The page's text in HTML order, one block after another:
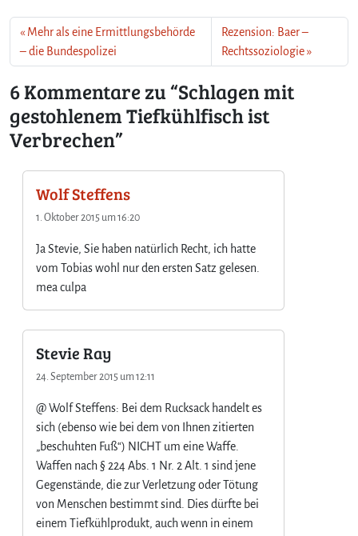
h
V
r
n
Mehr als eine Ermittlungsbehörde
– die Bundespolizei
Rezension: Baer –
Rechtssoziologie
6 Kommentare zu “Schlagen mit
gestohlenem Tiefkühlfisch ist
Verbrechen”
Wolf Steffens
1. Oktober 2015 um 16:20
Ja Stevie, Sie haben natürlich Recht, ich hatte
vom Tobias wohl nur den ersten Satz gelesen.
mea culpa
Stevie Ray
24. September 2015 um 12:11
@ Wolf Steffens: Bei dem Rucksack handelt es
sich (ebenso wie bei dem von Ihnen zitierten
„beschuhten Fuß“) NICHT um eine Waffe.
Waffen nach § 224 Abs. 1 Nr. 2 Alt. 1 sind jene
Gegenstände, die zur Verletzung oder Tötung
von Menschen bestimmt sind. Dies dürfte bei
einem Tiefkühlprodukt, auch wenn in einem